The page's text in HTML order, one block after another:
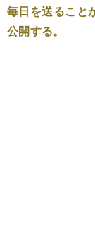
毎日を送ること
公開する。